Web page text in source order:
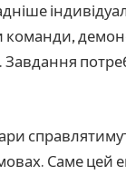
Саме цей